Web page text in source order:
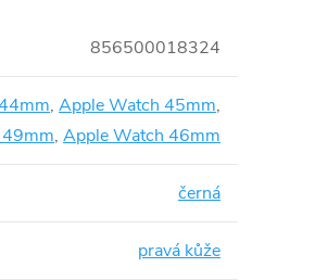
856500018324
, Apple Watch 45mm,
, Apple Watch 46mm
černá
pravá kůže